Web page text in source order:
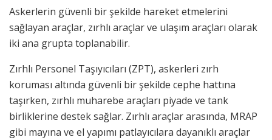
Askerlerin güvenli bir şekilde hareket etmelerini
sağlayan araçlar, zırhlı araçlar ve ulaşım araçları olarak
iki ana grupta toplanabilir.
Zırhlı Personel Taşıyıcıları (ZPT), askerleri zırh
koruması altında güvenli bir şekilde cephe hattına
taşırken, zırhlı muharebe araçları piyade ve tank
birliklerine destek sağlar. Zırhlı araçlar arasında, MRAP
gibi mayına ve el yapımı patlayıcılara dayanıklı araçlar